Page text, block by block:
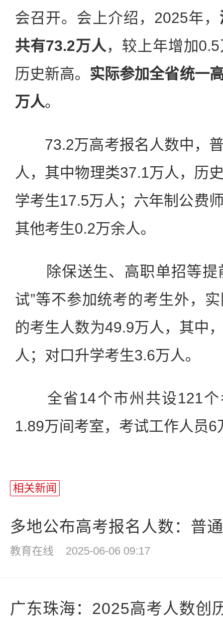
会召开。会上介绍，2025年，
共有73.2万人，较上年增加
历史新高。 实际参加全省统一
万人。
73.2万高考报名人数中，普
人，其中物理类37.1万人，历
学考生17.5万人；六年制公费
其他考生0.2万余人。
除保送生、高职单招等提
试”等不参加统考的考生外，
的考生人数为49.9万人，其中
人；对口升学考生3.6万人。
全省14个市州共设121个
1.89万间考室，考试工作人员6
相关新闻
多地公布高考报名人数：普
教育在线 2025-06-06 09:17
广东珠海：2025高考人数创